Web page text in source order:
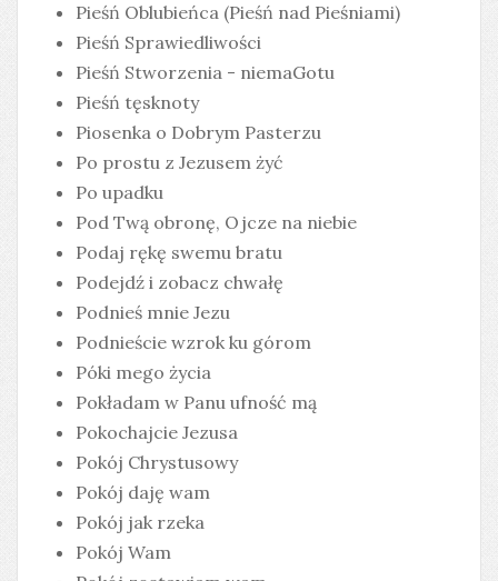
Pieśń Oblubieńca (Pieśń nad Pieśniami)
Pieśń Sprawiedliwości
Pieśń Stworzenia - niemaGotu
Pieśń tęsknoty
Piosenka o Dobrym Pasterzu
Po prostu z Jezusem żyć
Po upadku
Pod Twą obronę, Ojcze na niebie
Podaj rękę swemu bratu
Podejdź i zobacz chwałę
Podnieś mnie Jezu
Podnieście wzrok ku górom
Póki mego życia
Pokładam w Panu ufność mą
Pokochajcie Jezusa
Pokój Chrystusowy
Pokój daję wam
Pokój jak rzeka
Pokój Wam